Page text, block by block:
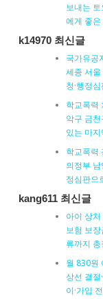
보내는
에게 좋
k14970 최신글
국가유공
세종 서
청·행정
학교폭력
악구 금
있는 마
학교폭력
의정부
정심판으
kang611 최신글
아이 상
보험 보장
류까지 총
월 830원
상선 결
이·가입